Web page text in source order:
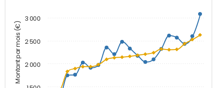
Montant par mois (€) 2 000
2 500
3 000